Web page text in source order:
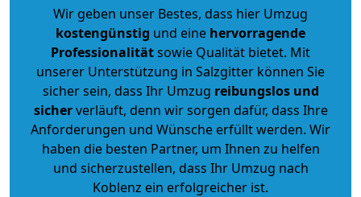
Wir geben unser Bestes, dass hier Umzug
kostengünstig und eine hervorragende
Professionalitätsowie Qualität bietet. Mit
unserer Unterstützung in Salzgitter können Sie
sicher sein, dass Ihr Umzug reibungslos und
sicherverläuft, denn wir sorgen dafür, dass Ihre
Anforderungen und Wünsche erfüllt werden. Wir
haben die besten Partner, um Ihnen zu helfen
und sicherzustellen, dass Ihr Umzug nach
Koblenz ein erfolgreicher ist.